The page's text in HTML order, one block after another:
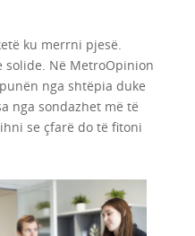
ku merrni pjesë.
solide. Në MetroOpinion
nga shtëpia duke
nga sondazhet më të
se çfarë do të fitoni